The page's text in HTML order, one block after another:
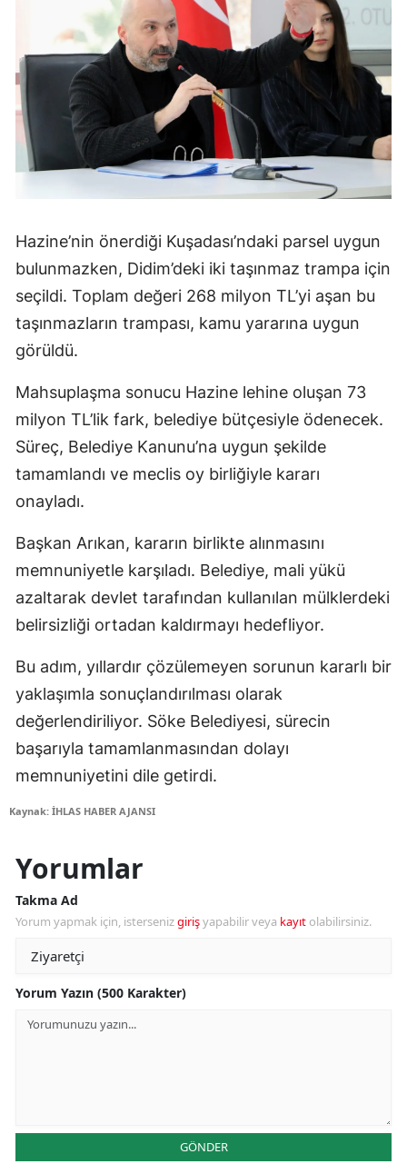
Hazine’nin önerdiği Kuşadası’ndaki parsel uygun
bulunmazken, Didim’deki iki taşınmaz trampa için
seçildi. Toplam değeri 268 milyon TL’yi aşan bu
taşınmazların trampası, kamu yararına uygun
görüldü.
Mahsuplaşma sonucu Hazine lehine oluşan 73
milyon TL’lik fark, belediye bütçesiyle ödenecek.
Süreç, Belediye Kanunu’na uygun şekilde
tamamlandı ve meclis oy birliğiyle kararı
onayladı.
Başkan Arıkan, kararın birlikte alınmasını
memnuniyetle karşıladı. Belediye, mali yükü
azaltarak devlet tarafından kullanılan mülklerdeki
belirsizliği ortadan kaldırmayı hedefliyor.
Bu adım, yıllardır çözülemeyen sorunun kararlı bir
yaklaşımla sonuçlandırılması olarak
değerlendiriliyor. Söke Belediyesi, sürecin
başarıyla tamamlanmasından dolayı
memnuniyetini dile getirdi.
Kaynak: İHLAS HABER AJANSI
Yorumlar
Takma Ad
Yorum yapmak için, istersenizgirişyapabilir veya kayıt olabilirsiniz.
Yorum Yazın (500 Karakter)
GÖNDER